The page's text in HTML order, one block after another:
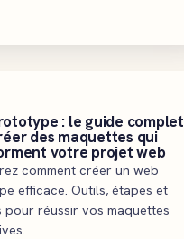
: le guide complet
des maquettes qui
votre projet web
comment créer un web
efficace. Outils, étapes et
pour réussir vos maquettes